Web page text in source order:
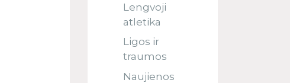
Lengvoji
atletika
Ligos ir
traumos
Naujienos